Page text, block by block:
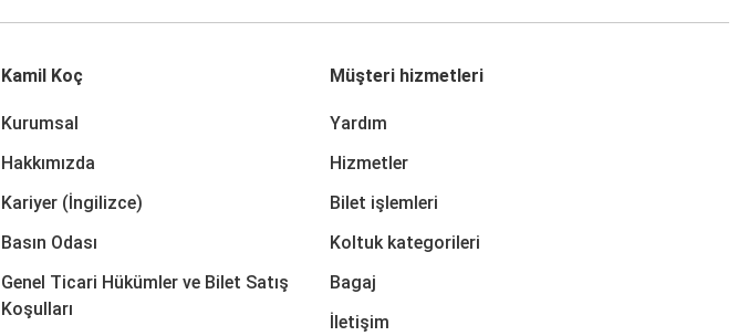
Kamil Koç
Kurumsal
Hakkımızda
Kariyer (İngilizce)
Basın Odası
Genel Ticari Hükümler ve Bilet Satış
Koşulları
Müşteri hizmetleri
Yardım
Hizmetler
Bilet işlemleri
Koltuk kategorileri
Bagaj
İletişim